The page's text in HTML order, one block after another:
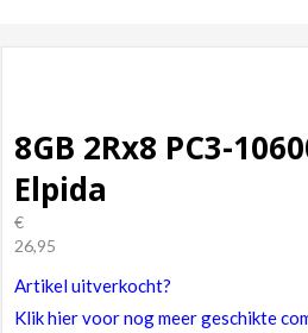
8GB 2Rx8 PC3-
Elpida
€
26,95
Artikel uitverkocht?
Klik hier voor nog meer geschikte